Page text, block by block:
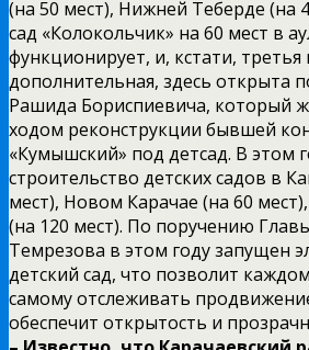
(на 50 мест), Нижней Теберде (на
сад «Колокольчик» на 60 мест в
функционирует, и, кстати, третья
дополнительная, здесь открыта
Рашида Бориспиевича, который
ходом реконструкции бывшей
«Кумышский» под детсад. В этом
строительство детских садов в
мест), Новом Карачае (на 60
(на 120 мест). По поручению
Темрезова в этом году запущен
детский сад, что позволит
самому отслеживать
обеспечит открытость и